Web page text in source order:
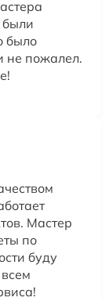
было
не пожалел.
Мастер
по
буду